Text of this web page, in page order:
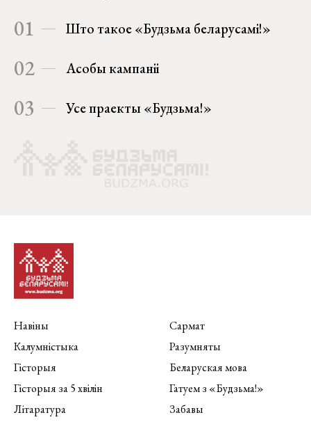
01 Што такое «Будзьма беларусамі!»
02 Асобы кампаніі
03 Усе праекты «Будзьма!»
Навіны
Калумністыка
Гісторыя
Гісторыя за 5 хвілін
Літаратура
Сармат
Разумняты
Беларуская мова
Гатуем з «Будзьма!»
Забавы